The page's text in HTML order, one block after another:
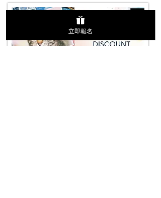
立即報名